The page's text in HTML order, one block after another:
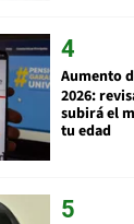
Aumento
2026:
subirá el
tu edad